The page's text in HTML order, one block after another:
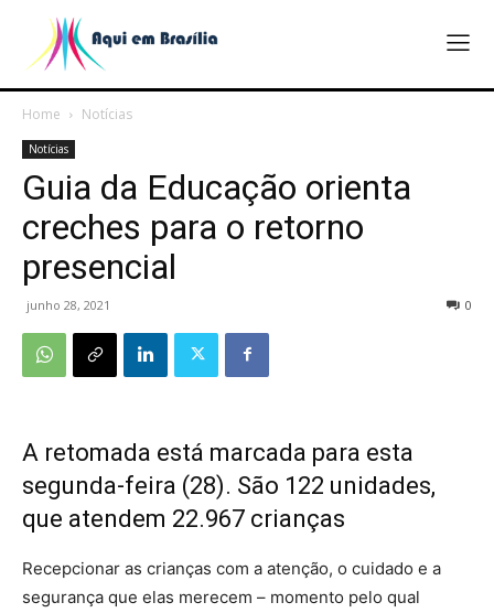
Home Notícias
Notícias
Guia da Educação orienta
creches para o retorno
presencial
junho 28, 2021 0
A retomada está marcada para esta
segunda-feira (28). São 122 unidades,
que atendem 22.967 crianças
Recepcionar as crianças com a atenção, o cuidado e a
segurança que elas merecem – momento pelo qual